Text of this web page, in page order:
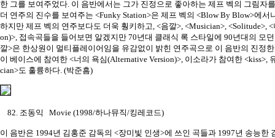
한 그를 보여주었다. 이 음반에서는 그가 진정으로 좋아하는 제프 벡의 그림자
더 연주의 진수를 보여주는 <Funky Station>은 제프 벡의 <Blow By Blow>에서
하지만 제프 벡의 연주보다도 더욱 훵키하고, <음깔>, <Musician>, <Solitude>,
on)>, 접속곡들을 들어보면 알겠지만 70년대 클래식 록 스타일에 90년대의 모
깔>은 한상원이 멀티플레이어임을 유감없이 밝힌 연주곡으로 이 음반의 진정
이 베이스에 참여한 <너의 욕심(Alternative Version)>, 이소라가 참여한 <kiss>,
cian>도 훌륭하다. (박준흠)
82. 조동익 Movie (1998/하나뮤직/킹레코드)
이 음반은 1994년 김홍준 감독의 <장미빛 인생>에 쓰인 곡들과 1997년 송능한